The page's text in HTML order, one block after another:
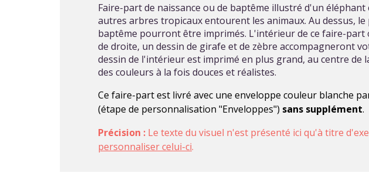
Faire-part de naissance ou de baptême illustré d'un
autres arbres tropicaux entourent les animaux. Au dessus,
baptême pourront être imprimés. L'intérieur de ce faire-
de droite, un dessin de girafe et de zèbre accompagneront
dessin de l'intérieur est imprimé en plus grand, au centre de
des couleurs à la fois douces et réalistes.
Ce faire-part est livré avec une enveloppe couleur blanche
(étape de personnalisation "Enveloppes") sans supplément.
Précision : Le texte du visuel n'est présenté ici qu'à titre
personnaliser celui-ci.